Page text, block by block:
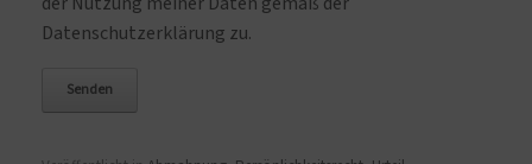
Datenschutzerklärung zu.